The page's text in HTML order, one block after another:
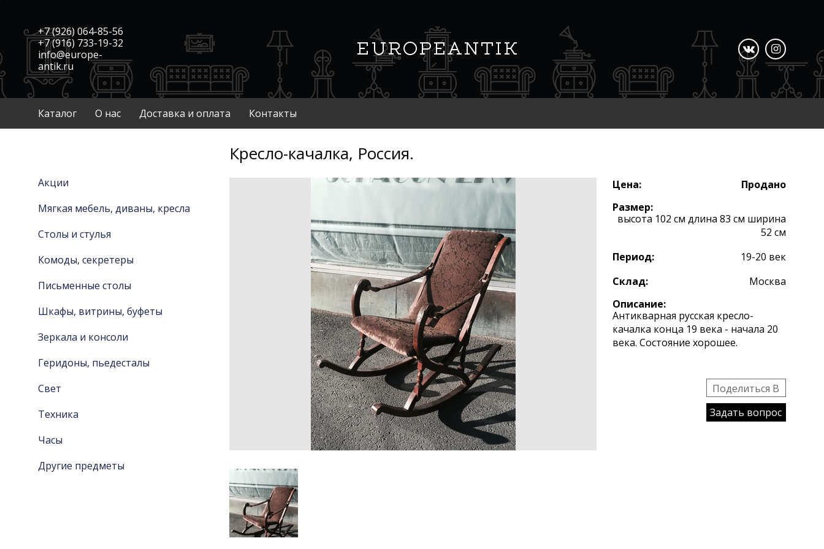
+7 (926) 064-85-56
+7 (916) 733-19-32
info@europe-
antik.ru
Каталог О нас Доставка и оплата Контакты
Акции
Мягкая мебель, диваны, кресла
Столы и стулья
Комоды, секретеры
Письменные столы
Шкафы, витрины, буфеты
Зеркала и консоли
Геридоны, пьедесталы
Свет
Техника
Часы
Другие предметы
Кресло-качалка, Россия.
Цена:
Продано
Размер:
высота 102 см длина 83 см ширина
52 см
Период:
19-20 век
Склад:
Москва
Описание:
Антикварная русская кресло-
качалка конца 19 века - начала 20
века. Состояние хорошее.
Поделиться B
Задать вопрос